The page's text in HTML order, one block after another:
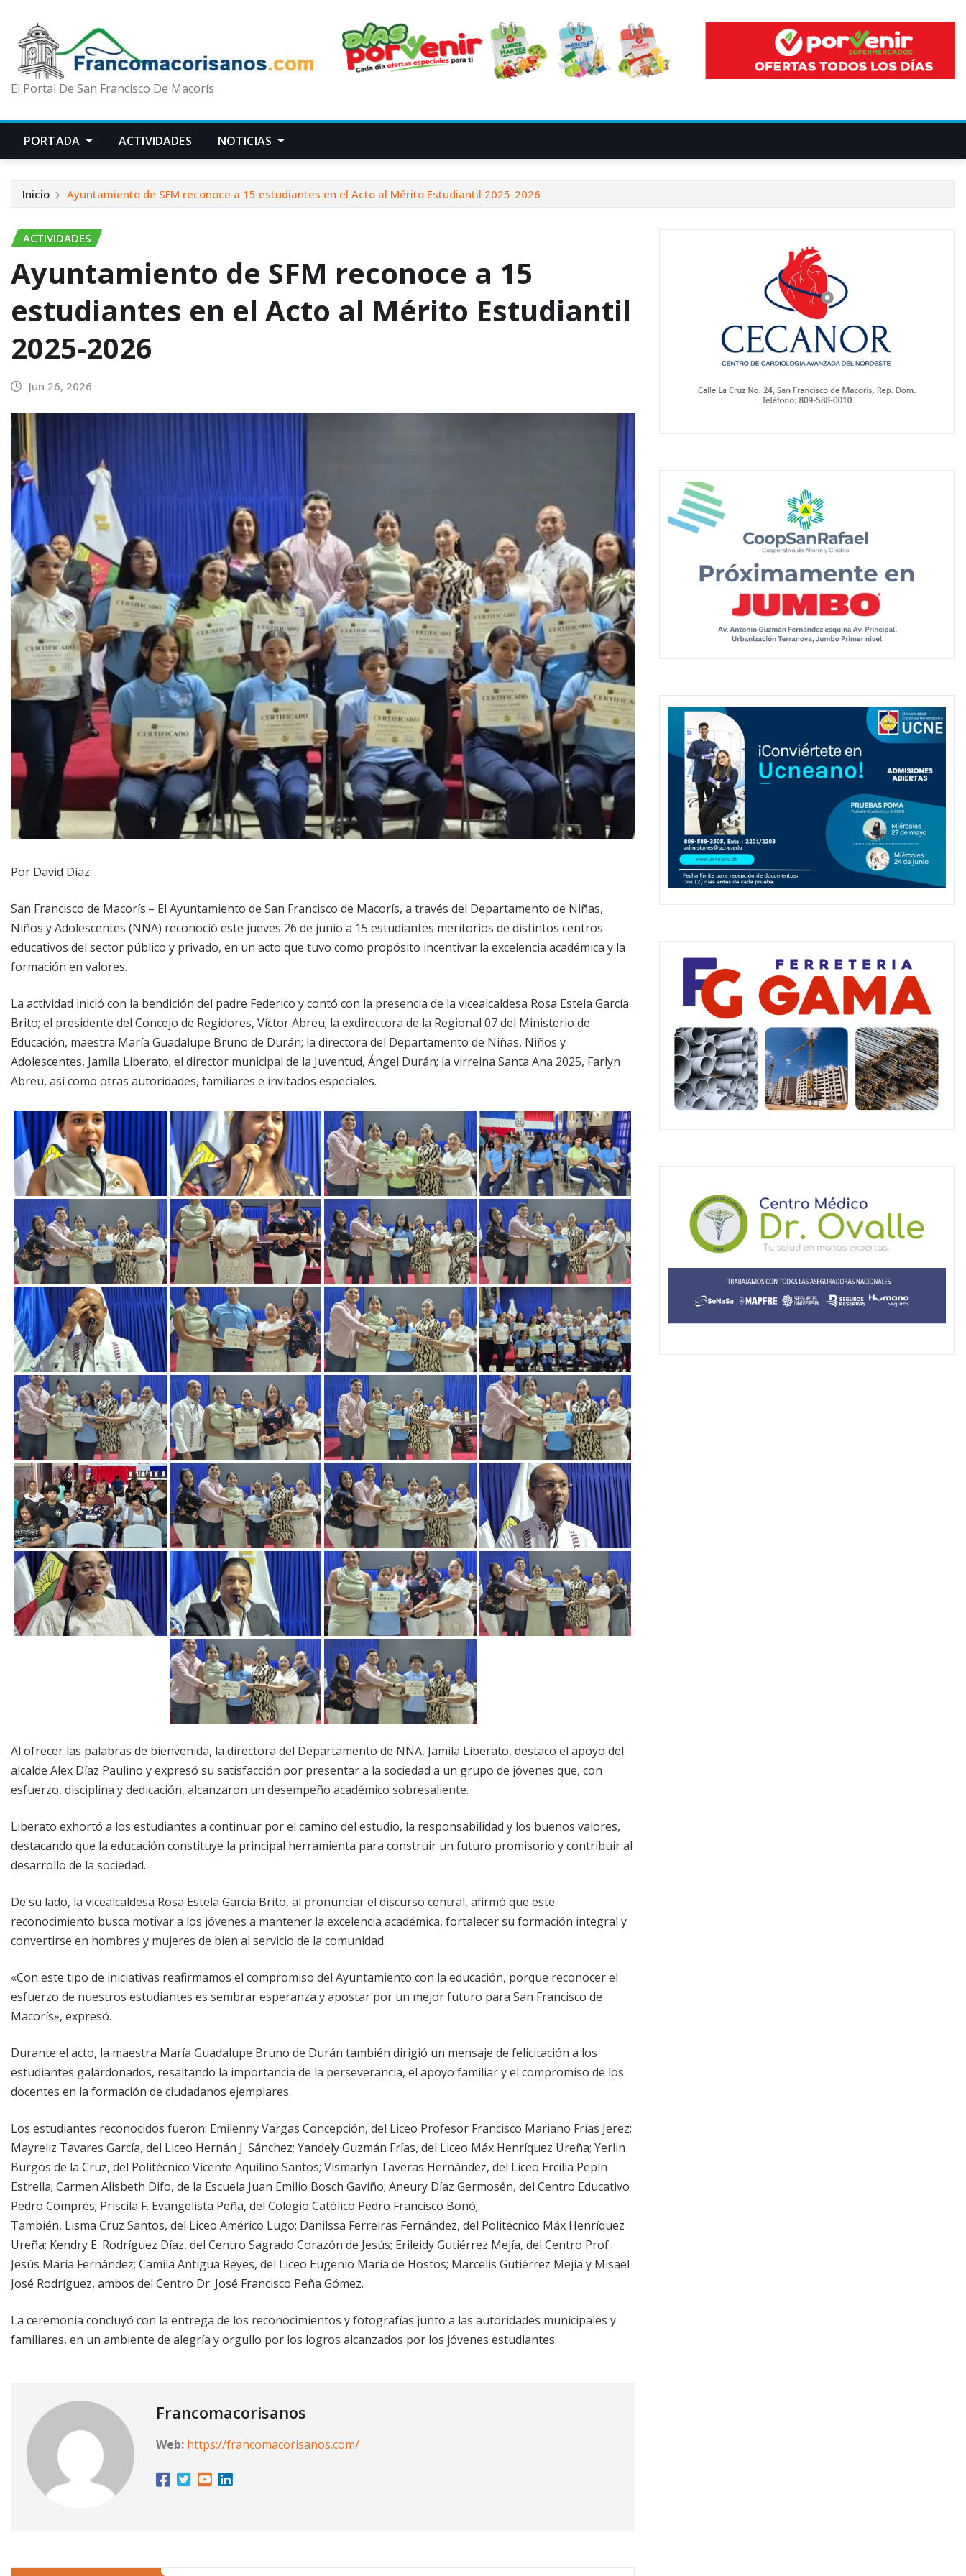
El Portal De San Francisco De Macorís
PORTADA ACTIVIDADES NOTICIAS
Inicio Ayuntamiento de SFM reconoce a 15 estudiantes en el Acto al Mérito Estudiantil 2025-2026
ACTIVIDADES
Ayuntamiento de SFM reconoce a 15
estudiantes en el Acto al Mérito Estudiantil
2025-2026
Jun 26, 2026
Por David Díaz:
San Francisco de Macorís.– El Ayuntamiento de San Francisco de Macorís, a través del Departamento de Niñas,
Niños y Adolescentes (NNA) reconoció este jueves 26 de junio a 15 estudiantes meritorios de distintos centros
educativos del sector público y privado, en un acto que tuvo como propósito incentivar la excelencia académica y la
formación en valores.
La actividad inició con la bendición del padre Federico y contó con la presencia de la vicealcaldesa Rosa Estela García
Brito; el presidente del Concejo de Regidores, Víctor Abreu; la exdirectora de la Regional 07 del Ministerio de
Educación, maestra María Guadalupe Bruno de Durán; la directora del Departamento de Niñas, Niños y
Adolescentes, Jamila Liberato; el director municipal de la Juventud, Ángel Durán; la virreina Santa Ana 2025, Farlyn
Abreu, así como otras autoridades, familiares e invitados especiales.
Al ofrecer las palabras de bienvenida, la directora del Departamento de NNA, Jamila Liberato, destaco el apoyo del
alcalde Alex Díaz Paulino y expresó su satisfacción por presentar a la sociedad a un grupo de jóvenes que, con
esfuerzo, disciplina y dedicación, alcanzaron un desempeño académico sobresaliente.
Liberato exhortó a los estudiantes a continuar por el camino del estudio, la responsabilidad y los buenos valores,
destacando que la educación constituye la principal herramienta para construir un futuro promisorio y contribuir al
desarrollo de la sociedad.
De su lado, la vicealcaldesa Rosa Estela García Brito, al pronunciar el discurso central, afirmó que este
reconocimiento busca motivar a los jóvenes a mantener la excelencia académica, fortalecer su formación integral y
convertirse en hombres y mujeres de bien al servicio de la comunidad.
«Con este tipo de iniciativas reafirmamos el compromiso del Ayuntamiento con la educación, porque reconocer el
esfuerzo de nuestros estudiantes es sembrar esperanza y apostar por un mejor futuro para San Francisco de
Macorís», expresó.
Durante el acto, la maestra María Guadalupe Bruno de Durán también dirigió un mensaje de felicitación a los
estudiantes galardonados, resaltando la importancia de la perseverancia, el apoyo familiar y el compromiso de los
docentes en la formación de ciudadanos ejemplares.
Los estudiantes reconocidos fueron: Emilenny Vargas Concepción, del Liceo Profesor Francisco Mariano Frías Jerez;
Mayreliz Tavares García, del Liceo Hernán J. Sánchez; Yandely Guzmán Frías, del Liceo Máx Henríquez Ureña; Yerlin
Burgos de la Cruz, del Politécnico Vicente Aquilino Santos; Vismarlyn Taveras Hernández, del Liceo Ercilia Pepín
Estrella; Carmen Alisbeth Difo, de la Escuela Juan Emilio Bosch Gaviño; Aneury Díaz Germosén, del Centro Educativo
Pedro Comprés; Priscila F. Evangelista Peña, del Colegio Católico Pedro Francisco Bonó;
También, Lisma Cruz Santos, del Liceo Américo Lugo; Danilssa Ferreiras Fernández, del Politécnico Máx Henríquez
Ureña; Kendry E. Rodríguez Díaz, del Centro Sagrado Corazón de Jesús; Erileidy Gutiérrez Mejía, del Centro Prof.
Jesús María Fernández; Camila Antigua Reyes, del Liceo Eugenio María de Hostos; Marcelis Gutiérrez Mejía y Misael
José Rodríguez, ambos del Centro Dr. José Francisco Peña Gómez.
La ceremonia concluyó con la entrega de los reconocimientos y fotografías junto a las autoridades municipales y
familiares, en un ambiente de alegría y orgullo por los logros alcanzados por los jóvenes estudiantes.
Francomacorisanos
Web: https://francomacorisanos.com/